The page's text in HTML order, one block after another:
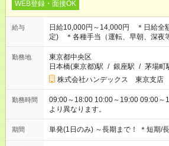
WEB登録・面接OK
給与
日給10,000円～14,000円 ＊日給全
定) ＊各種手当（運転、早朝、深夜
勤務地
東京都中央区
日本橋(東京都)駅 / 銀座駅 / 茅場町
株式会社ハンデックス 東京支店
勤務時間
09:00～18:00 10:00～19:00 09:00～13:00 ＊作業時間
より異なります。
期間 単発(1日のみ) ～長期まで！ ＊短期/